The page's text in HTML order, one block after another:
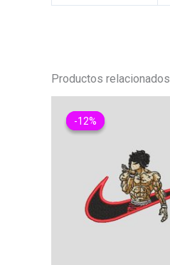
Productos relacionados
-12%
-12%